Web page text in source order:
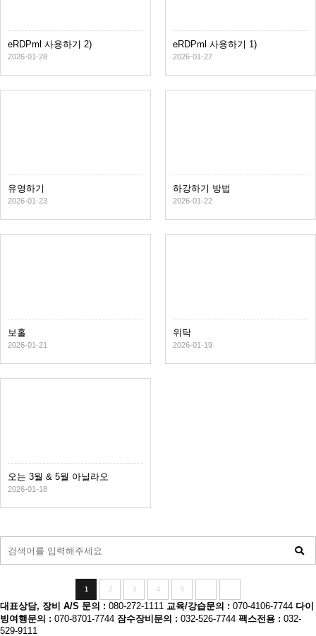
eRDPml 사용하기 2)
2026-01-28
eRDPml 사용하기 1)
2026-01-27
유영하기
2026-01-23
하강하기 방법
2026-01-22
보홀
2026-01-21
위탁
2026-01-19
오는 3월 & 5월 아닐라오
2026-01-18
1 2 3 4 5
대표상담, 장비 A/S 문의 : 080-272-1111 교육/강습문의 : 070-4106-7744 다이
빙여행문의 : 070-8701-7744 잠수장비문의 : 032-526-7744 팩스전용 : 032-
529-9111